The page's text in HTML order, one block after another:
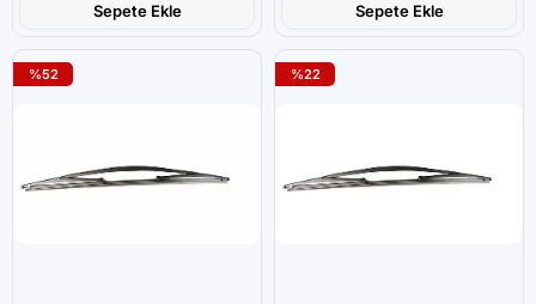
Sepete Ekle Sepete Ekle
%52 %22